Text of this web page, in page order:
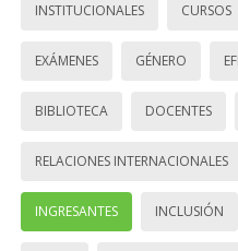
INSTITUCIONALES CURSOS
EXÁMENES GÉNERO
BIBLIOTECA DOCENTES
RELACIONES INTERNACIONALES
INGRESANTES INCLUSIÓN